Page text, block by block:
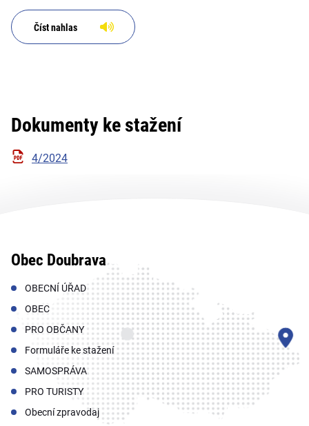
Číst nahlas
Dokumenty ke stažení
4/2024
Obec Doubrava
OBECNÍ ÚŘAD
OBEC
PRO OBČANY
Formuláře ke stažení
SAMOSPRÁVA
PRO TURISTY
Obecní zpravodaj